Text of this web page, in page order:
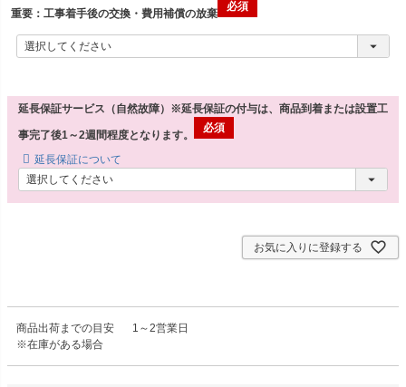
重要：工事着手後の交換・費用補償の放棄
延長保証サービス（自然故障）※延長保証の付与は、商品到着または設置工
事完了後1～2週間程度となります。
延長保証について
お気に入りに登録する
商品出荷までの目安
※在庫がある場合
1～2営業日